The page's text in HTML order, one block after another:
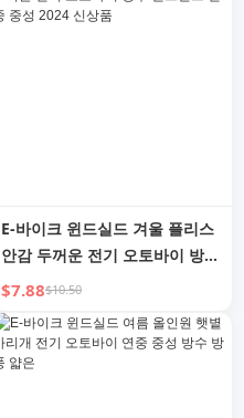
E-바이크 윈드실드 겨울 플리스
안감 두꺼운 전기 오토바이 방수
윈드실드 연중 중성 2024 신상
품
$7.88$10.50